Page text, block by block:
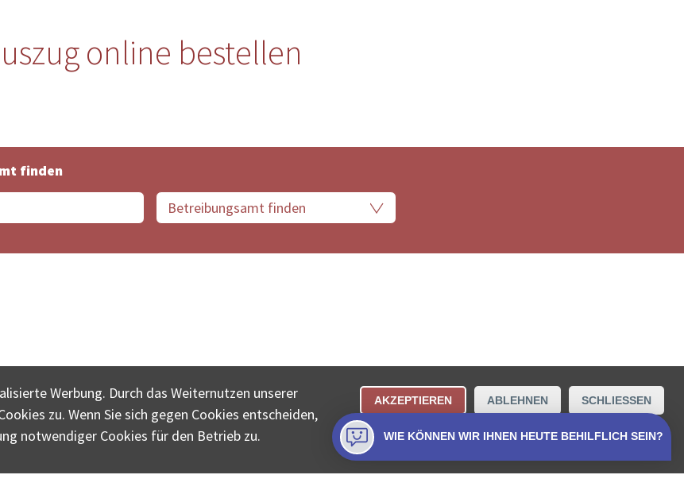
online bestellen
finden
Werbung. Durch das Weiternutzen unserer
zu. Wenn Sie sich gegen Cookies entscheiden,
notwendiger Cookies für den Betrieb zu.
AKZEPTIEREN ABLEHNEN SCHLIESSEN
WIE KÖNNEN WIR IHNEN HEUTE BEHILFLICH SEIN?
© COLLECTA AG
plus.ch ist eine Dienstleistungsplattform der Collecta AG.